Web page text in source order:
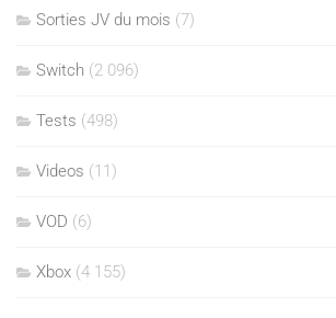
Sorties JV du mois (7)
Switch (2 096)
Tests (498)
Videos (11)
VOD (6)
Xbox (4 155)